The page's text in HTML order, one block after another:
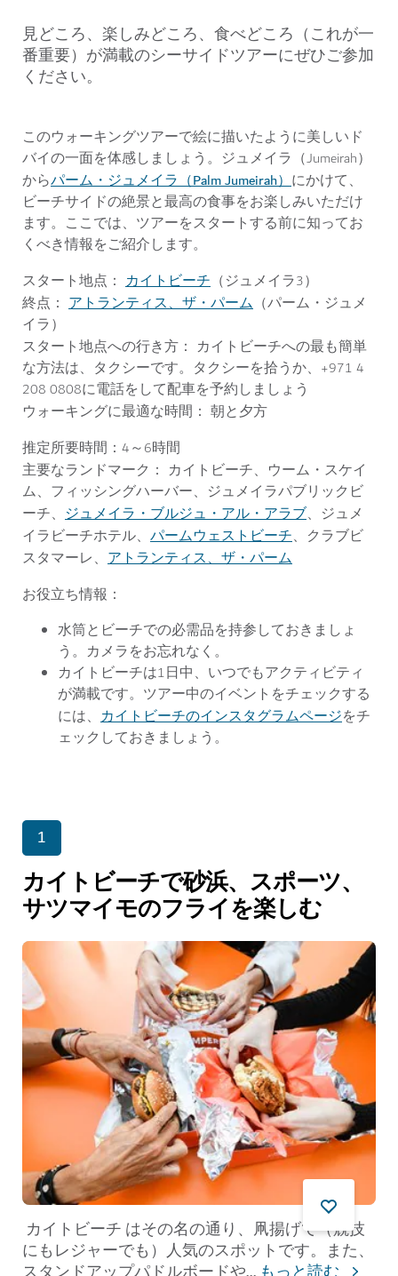
見どころ、楽しみどころ、食べどころ（これが一
番重要）が満載のシーサイドツアーにぜひご参加
ください。
このウォーキングツアーで絵に描いたように美しいド
バイの一面を体感しましょう。ジュメイラ（Jumeirah）
からパーム・ジュメイラ（Palm Jumeirah）にかけて、
ビーチサイドの絶景と最高の食事をお楽しみいただけ
ます。ここでは、ツアーをスタートする前に知ってお
くべき情報をご紹介します。
スタート地点： カイトビーチ （ジュメイラ3）
終点： アトランティス、ザ・パーム （パーム・ジュメ
イラ）
スタート地点への行き方： カイトビーチへの最も簡単
な方法は、タクシーです。タクシーを拾うか、+971 4
208 0808に電話をして配車を予約しましょう
ウォーキングに最適な時間： 朝と夕方
推定所要時間： 4～6時間
主要なランドマーク： カイトビーチ、ウーム・スケイ
ム、フィッシングハーバー、ジュメイラパブリックビ
ーチ、 ジュメイラ・ブルジュ・アル・アラブ、ジュメ
イラビーチホテル、 パームウェストビーチ、クラブビ
スタマーレ、 アトランティス、ザ・パーム
お役立ち情報：
水筒とビーチでの必需品を持参しておきましょ
う。カメラをお忘れなく。
カイトビーチは1日中、いつでもアクティビティ
が満載です。ツアー中のイベントをチェックする
には、 カイトビーチのインスタグラムページをチ
ェックしておきましょう。
1
カイトビーチで砂浜、スポーツ、
サツマイモのフライを楽しむ
カイトビーチ はその名の通り、凧揚げで（競技
にもレジャーでも）人気のスポットです。また、